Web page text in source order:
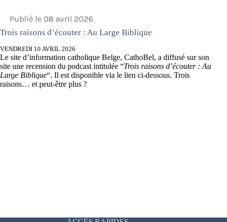
Trois raisons d’écouter : Au Large Biblique
VENDREDI 10 AVRIL 2026
Le site d’information catholique Belge, CathoBel, a diffusé sur son
site une recension du podcast intitulée “Trois raisons d’écouter : Au
Large Biblique“. Il est disponible via le lien ci-dessous. Trois
raisons… et peut-être plus ?